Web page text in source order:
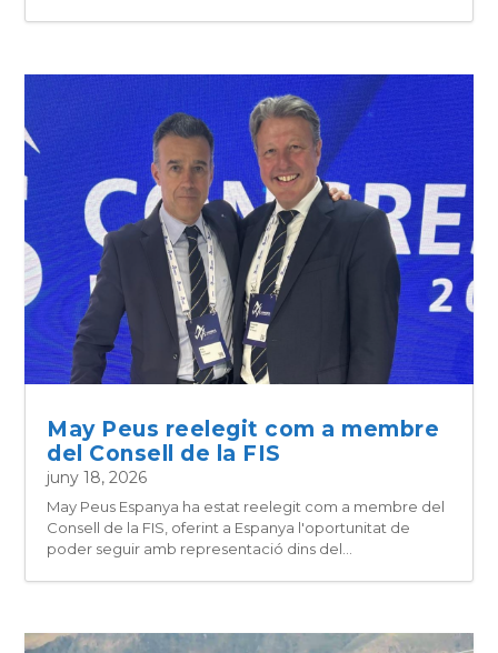
May Peus reelegit com a membre
del Consell de la FIS
juny 18, 2026
May Peus Espanya ha estat reelegit com a membre del
Consell de la FIS, oferint a Espanya l'oportunitat de
poder seguir amb representació dins del...